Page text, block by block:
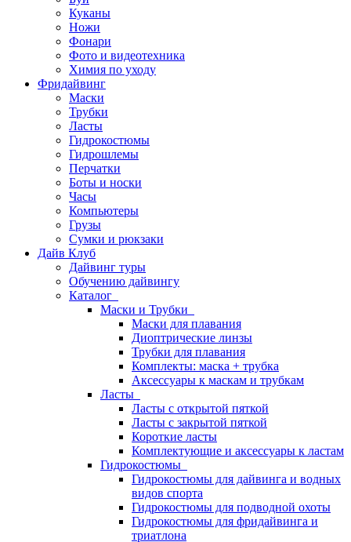
Куканы
Ножи
Фонари
Фото и видеотехника
Химия по уходу
Фридайвинг
Маски
Трубки
Ласты
Гидрокостюмы
Гидрошлемы
Перчатки
Боты и носки
Часы
Компьютеры
Грузы
Сумки и рюкзаки
Дайв Клуб
Дайвинг туры
Обучению дайвингу
Каталог
Маски и Трубки
Маски для плавания
Диоптрические линзы
Трубки для плавания
Комплекты: маска + трубка
Аксессуары к маскам и трубкам
Ласты
Ласты с открытой пяткой
Ласты с закрытой пяткой
Короткие ласты
Комплектующие и аксессуары к ластам
Гидрокостюмы
Гидрокостюмы для дайвинга и водных
видов спорта
Гидрокостюмы для подводной охоты
Гидрокостюмы для фридайвинга и
триатлона